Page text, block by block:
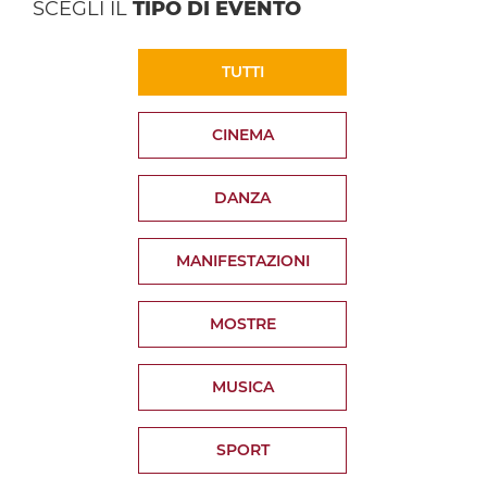
SCEGLI IL TIPO DI EVENTO
TUTTI
CINEMA
DANZA
MANIFESTAZIONI
MOSTRE
MUSICA
SPORT